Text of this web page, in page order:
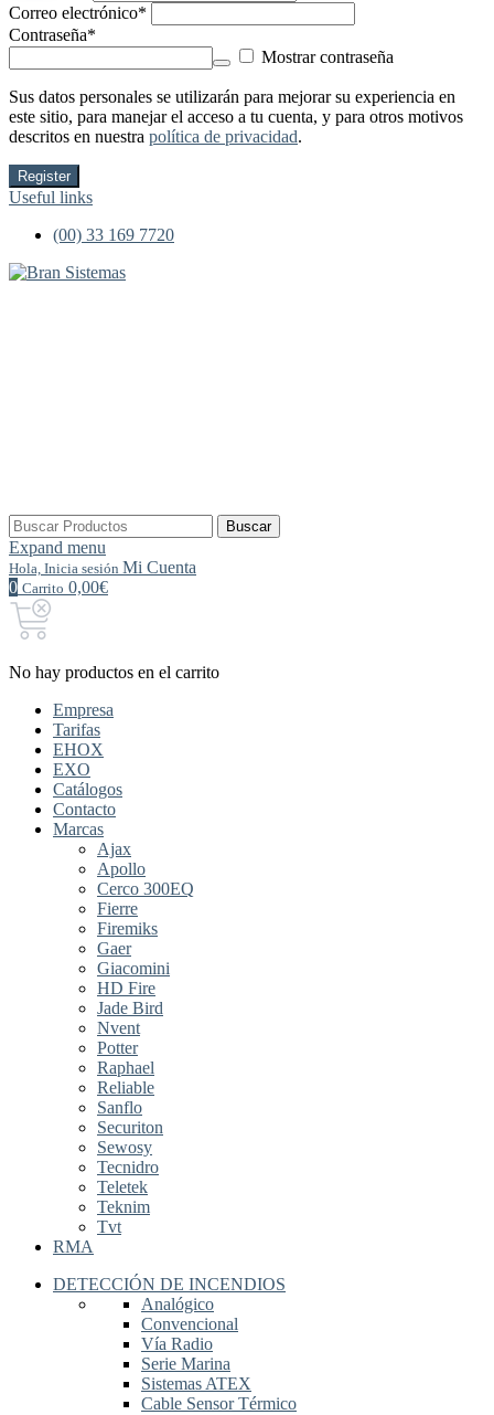
Correo electrónico*
Contraseña*
Mostrar contraseña
Sus datos personales se utilizarán para mejorar su experiencia en
este sitio, para manejar el acceso a tu cuenta, y para otros motivos
descritos en nuestra política de privacidad.
Register
Useful links
(00) 33 169 7720
Buscar
por:
Buscar
Expand menu
Hola, Inicia sesión Mi Cuenta
0 Carrito 0,00€
No hay productos en el carrito
Empresa
Tarifas
EHOX
EXO
Catálogos
Contacto
Marcas
Ajax
Apollo
Cerco 300EQ
Fierre
Firemiks
Gaer
Giacomini
HD Fire
Jade Bird
Nvent
Potter
Raphael
Reliable
Sanflo
Securiton
Sewosy
Tecnidro
Teletek
Teknim
Tvt
RMA
DETECCIÓN DE INCENDIOS
Analógico
Convencional
Vía Radio
Serie Marina
Sistemas ATEX
Cable Sensor Térmico